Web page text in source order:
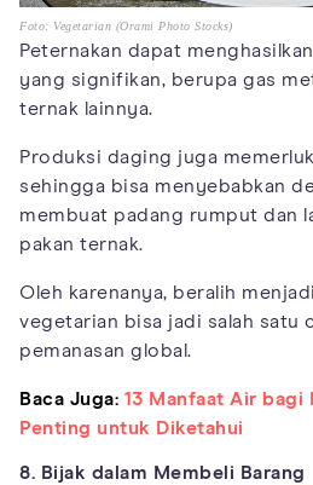
Foto: Vegetarian (Orami Photo Stocks)
Peternakan dapat
yang signifikan, berupa gas
ternak lainnya.
Produksi daging juga
sehingga bisa menyebabkan
membuat padang rumput dan
pakan ternak.
Oleh karenanya, beralih
vegetarian bisa jadi salah satu
pemanasan global.
Baca Juga: 13 Manfaat Air bagi
Penting untuk Diketahui
8. Bijak dalam Membeli Barang